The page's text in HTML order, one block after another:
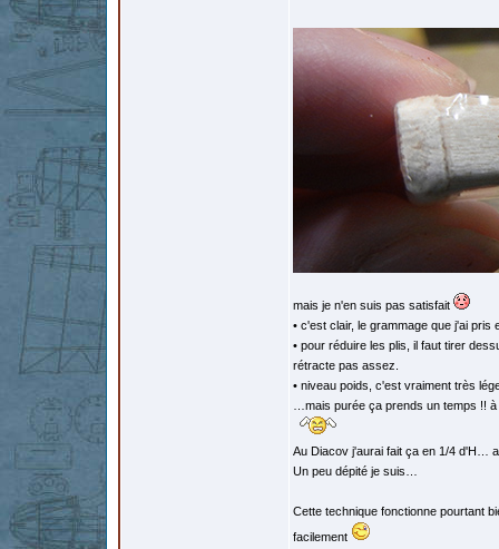
mais je n'en suis pas satisfait
• c'est clair, le grammage que j'ai
• pour réduire les plis, il faut tirer
rétracte pas assez.
• niveau poids, c'est vraiment très
…mais purée ça prends un temps !!
Au Diacov j'aurai fait ça en 1/4 d'H…
Un peu dépité je suis…
Cette technique fonctionne pourtant
facilement